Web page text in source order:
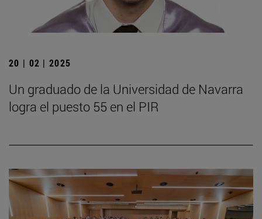
20 | 02 | 2025
Un graduado de la Universidad de Navarra
logra el puesto 55 en el PIR